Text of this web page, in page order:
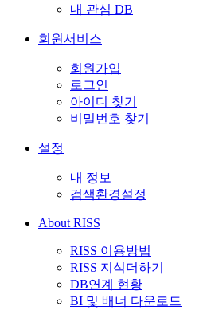
내 관심 DB
회원서비스
회원가입
로그인
아이디 찾기
비밀번호 찾기
설정
내 정보
검색환경설정
About RISS
RISS 이용방법
RISS 지식더하기
DB연계 현황
BI 및 배너 다운로드